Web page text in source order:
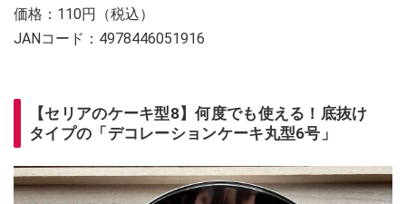
価格：110円（税込）
JANコード：4978446051916
【セリアのケーキ型8】何度でも使える！底抜け
タイプの「デコレーションケーキ丸型6号」